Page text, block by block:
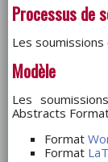
Processus de
Les
Modèle
Les
Abstracts
Format
Format